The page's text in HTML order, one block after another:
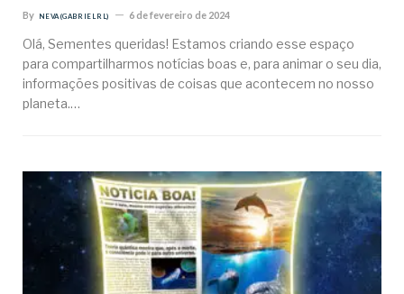
By NEVA (GABRIEL RL) 6 de fevereiro de 2024
Olá, Sementes queridas! Estamos criando esse espaço
para compartilharmos notícias boas e, para animar o seu dia,
informações positivas de coisas que acontecem no nosso
planeta.…